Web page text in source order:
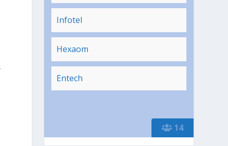
14
Infotel
Hexaom
Entech